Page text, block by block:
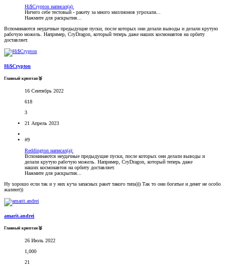
Hi$Crypton написал(а):
Ничего себе тестовый - ракету за много миллионов угрохали...
Нажмите для раскрытия...
Вспоминаются неудачные предыдущие пуски, после которых они делали выводы и делали крутую
рабочую можель. Например, CryDragon, который теперь даже наших космонавтов на орбиту
доставляет.
Hi$Crypton
Главный криптан🥉
16 Сентябрь 2022
618
3
21 Апрель 2023
#9
Reddington написал(а):
Вспоминаются неудачные предыдущие пуски, после которых они делали выводы и
делали крутую рабочую можель. Например, CryDragon, который теперь даже
наших космонавтов на орбиту доставляет.
Нажмите для раскрытия...
Ну хорошо если так и у них куча запасных ракет такого типа))) Так то они богатые и денег не особо
жалеют))
amarit.andrei
Главный криптан🥈
26 Июль 2022
1,000
21